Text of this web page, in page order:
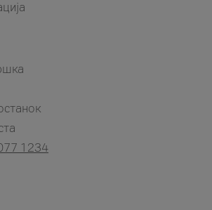
1234